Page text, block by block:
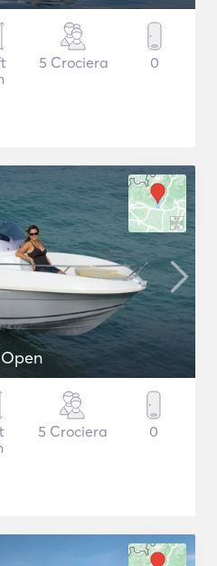
5 Crociera 0
5 Crociera 0